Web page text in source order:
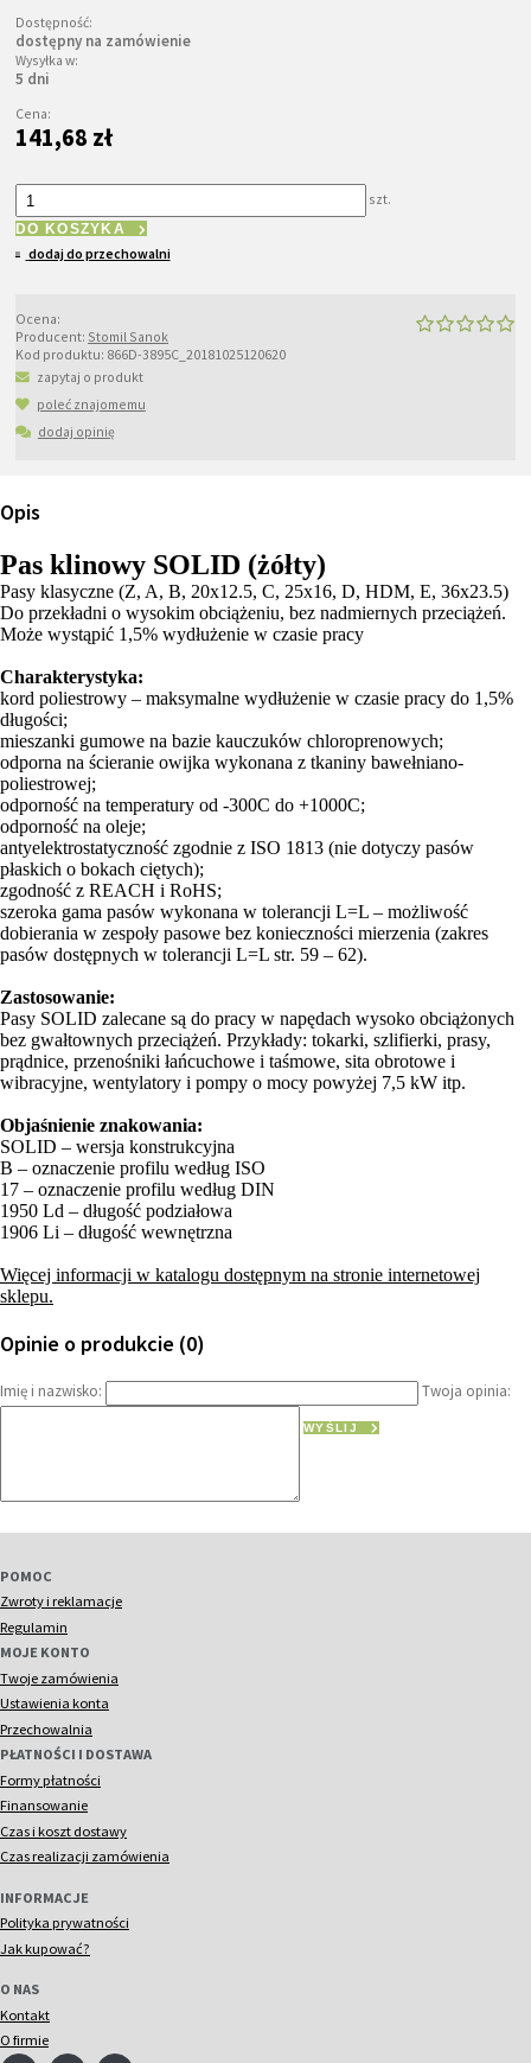
Dostępność:
dostępny na zamówienie
Wysyłka w:
5 dni
Cena:
141,68 zł
szt.
DO KOSZYKA
dodaj do przechowalni
Ocena:
Producent: Stomil Sanok
Kod produktu: 866D-3895C_20181025120620
zapytaj o produkt
poleć znajomemu
dodaj opinię
Opis
Pas klinowy SOLID (żółty)
Pasy klasyczne (Z, A, B, 20x12.5, C, 25x16, D, HDM, E, 36x23.5)
Do przekładni o wysokim obciążeniu, bez nadmiernych przeciążeń.
Może wystąpić 1,5% wydłużenie w czasie pracy
Charakterystyka:
kord poliestrowy – maksymalne wydłużenie w czasie pracy do 1,5%
długości;
mieszanki gumowe na bazie kauczuków chloroprenowych;
odporna na ścieranie owijka wykonana z tkaniny bawełniano-
poliestrowej;
odporność na temperatury od -300C do +1000C;
odporność na oleje;
antyelektrostatyczność zgodnie z ISO 1813 (nie dotyczy pasów
płaskich o bokach ciętych);
zgodność z REACH i RoHS;
szeroka gama pasów wykonana w tolerancji L=L – możliwość
dobierania w zespoły pasowe bez konieczności mierzenia (zakres
pasów dostępnych w tolerancji L=L str. 59 – 62).
Zastosowanie:
Pasy SOLID zalecane są do pracy w napędach wysoko obciążonych
bez gwałtownych przeciążeń. Przykłady: tokarki, szlifierki, prasy,
prądnice, przenośniki łańcuchowe i taśmowe, sita obrotowe i
wibracyjne, wentylatory i pompy o mocy powyżej 7,5 kW itp.
Objaśnienie znakowania:
SOLID – wersja konstrukcyjna
B – oznaczenie profilu według ISO
17 – oznaczenie profilu według DIN
1950 Ld – długość podziałowa
1906 Li – długość wewnętrzna
Więcej informacji w katalogu dostępnym na stronie internetowej
sklepu.
Opinie o produkcie (0)
Imię i nazwisko: Twoja opinia:
WYŚLIJ
POMOC
Zwroty i reklamacje
Regulamin
MOJE KONTO
Twoje zamówienia
Ustawienia konta
Przechowalnia
PŁATNOŚCI I DOSTAWA
Formy płatności
Finansowanie
Czas i koszt dostawy
Czas realizacji zamówienia
INFORMACJE
Polityka prywatności
Jak kupować?
O NAS
Kontakt
O firmie